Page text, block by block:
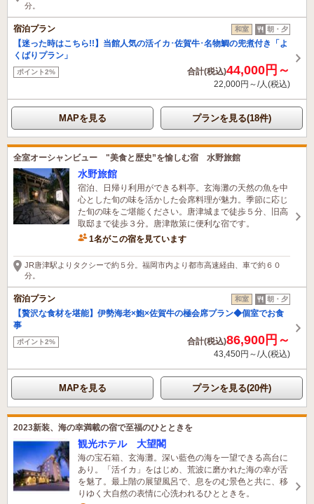
分。
宿泊プラン 和室 朝・夕
【迷った時はこちら!!】当館人気の活イカ･佐賀牛･名物鯛の兜煮付き「よ
くばりプラン」
ポイント2% 合計(税込)44,000円～
22,000円～/人(税込)
MAPを見る プランを見る(18件)
全室オーシャンビュー "美食と歴史”を愉しむ宿 水野旅館
水野旅館
宿泊、日帰り利用ができる料亭。玄海灘の天然の魚を中
心とした旬の味を活かした会席料理が魅力。季節に応じ
た旬の味をご堪能ください。唐津城まで徒歩５分、旧高
取邸まで徒歩３分。唐津散策に便利な宿です。
1名がこの宿を見ています
JR唐津駅よりタクシーで約５分。福岡市内より都市高速経由、車で約６０
分。
宿泊プラン 和室 朝・夕
【贅沢な食材を堪能】伊勢海老×鮑×佐賀牛の極会席プラン◆個室でお食
事
ポイント2% 合計(税込)86,900円～
43,450円～/人(税込)
MAPを見る プランを見る(20件)
2023新装、海の幸満載の宿で至福のひとときを
観光ホテル 大望閣
海の宝石箱、玄海灘。深い藍色の海を一望できる高台に
あり。「活イカ」をはじめ、荒波に磨かれた海の幸が舌
を魅了。最上階の展望風呂で、息をのむ景色と共に、移
りゆく大自然の表情に心洗われるひとときを。